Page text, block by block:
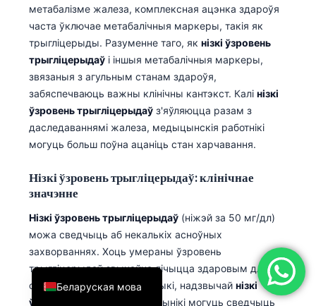
метабалізме жалеза, комплексная ацэнка здароўя
часта ўключае метабалічныя маркеры, такія як
трыгліцерыды. Разуменне таго, як нізкі ўзровень
трыгліцерыдаў і іншыя метабалічныя маркеры,
звязаныя з агульным станам здароўя,
забяспечваюць важны клінічны кантэкст. Калі нізкі
ўзровень трыгліцерыдаў з'яўляюцца разам з
даследаваннямі жалеза, медыцынскія работнікі
могуць больш поўна ацаніць стан харчавання.
Нізкі ўзровень трыгліцерыдаў: клінічнае
значэнне
Нізкі ўзровень трыгліцерыдаў (ніжэй за 50 мг/дл)
можа сведчыць аб некалькіх асноўных
захворваннях. Хоць умераны ўзровень
трыгліцерыдаў звычайна лічыцца здаровым для
сардэчна-сасудзістай рызыкі, надзвычай нізкі
ўзровень трыгліцерыдаў
Вынікі могуць сведчыць
Беларуская мова
English
Deutsch
العربية
Français
Italiano
Español
Português
Ελληνικά
Türkçe
Română
简体中文